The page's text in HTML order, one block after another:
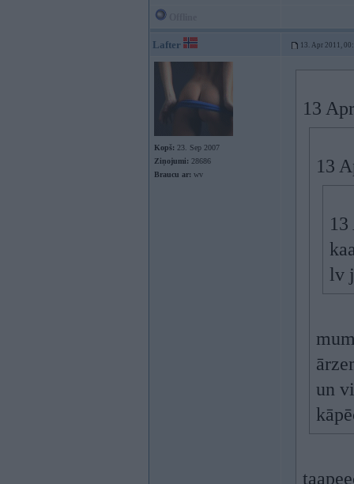
Lafter 13. Apr 2011,
Kopš: 23. Sep 2007
Ziņojumi: 28686
Braucu ar: wv
13
13
lv
un